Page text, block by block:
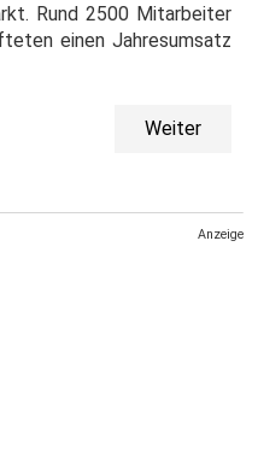
Rund 2500 Mitarbeiter
einen Jahresumsatz
Weiter
Anzeige